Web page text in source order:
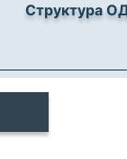
Структура